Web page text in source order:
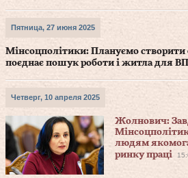
Пятница, 27 июня 2025
Мінсоцполітики: Плануємо
поєднає пошук роботи і житла для
Четверг, 10 апреля 2025
Жолнович:
людям
ринку праці